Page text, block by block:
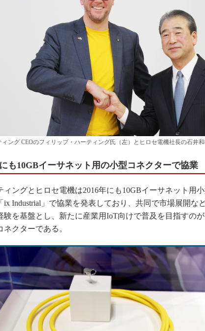
新型コロナへ
ィング CEOのフィリップ・ハーティング氏（左）とヒロセ電機社長の石井
も10GBイーサネット用の小型コネクターで協業
ングとヒロセ電機は2016年にも10GBイーサネット用
ix Industrial」で協業を発表しており、共同で市場展開な
験を基盤とし、新たに産業用IoT向けで普及を目指すの
ネクターである。